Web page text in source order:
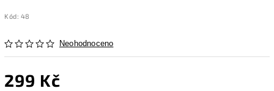
Kód: 48
Neohodnoceno
299 Kč